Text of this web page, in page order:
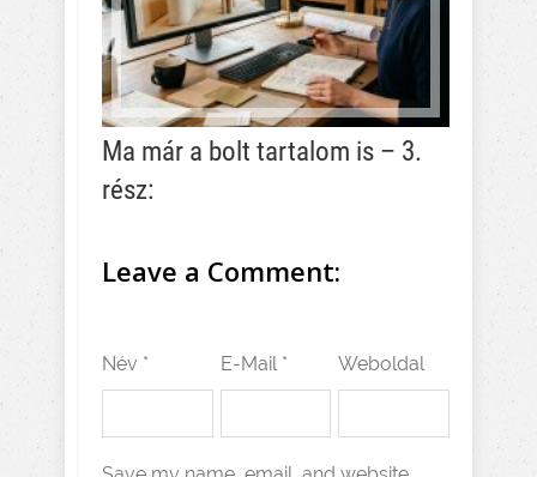
Ma már a bolt tartalom is – 3.
rész:
Leave a Comment:
Név * E-Mail * Weboldal